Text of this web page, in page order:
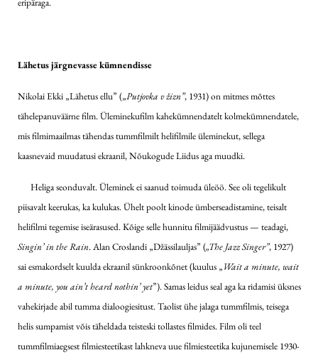
Lähetus järgnevasse kümnendisse
Nikolai Ekki „Lähetus ellu” („Putjovka v žizn”, 1931) on mitmes mõttes
tähelepanuväärne film. Üleminekufilm kahekümnendatelt kolmekümnendatele,
mis filmimaailmas tähendas tummfilmilt helifilmile üleminekut, sellega
kaasnevaid muudatusi ekraanil, Nõukogude Liidus aga muudki.
Heliga seonduvalt. Üleminek ei saanud toimuda üleöö. See oli tegelikult
piisavalt keerukas, ka kulukas. Ühelt poolt kinode ümberseadistamine, teisalt
helifilmi tegemise iseärasused. Kõige selle hunnitu filmijäädvustus — teadagi,
Singin’ in the Rain. Alan Croslandi „Džässilauljas” („The Jazz Singer”, 1927)
sai esmakordselt kuulda ekraanil sünkroonkõnet (kuulus „Wait a minute, wait
a minute, you ain’t heard nothin’ yet”). Samas leidus seal aga ka ridamisi üksnes
vahekirjade abil tumma dialoogiesitust. Taolist ühe jalaga tummfilmis, teisega
helis sumpamist võis täheldada teisteski tollastes filmides. Film oli teel
tummfilmiaegsest filmiesteetikast lahkneva uue filmiesteetika kujunemisele 1930-